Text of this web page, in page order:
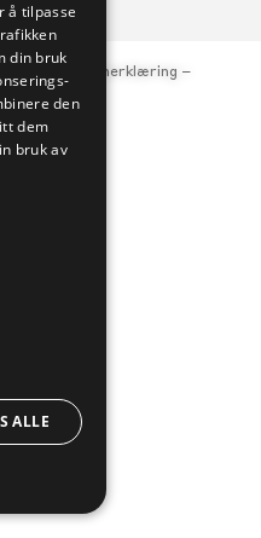
– Personvernerklæring –
å tilpasse
din bruk
den
dem
bruk av
ALLE